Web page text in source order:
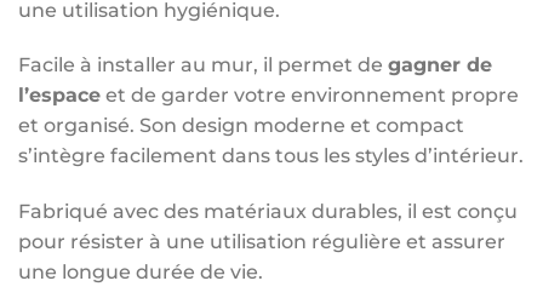
une utilisation hygiénique.
Facile à installer au mur, il permet de gagner de
l’espace et de garder votre environnement propre
et organisé. Son design moderne et compact
s’intègre facilement dans tous les styles d’intérieur.
Fabriqué avec des matériaux durables, il est conçu
pour résister à une utilisation régulière et assurer
une longue durée de vie.